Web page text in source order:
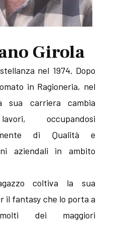
Girola
nel 1974. Dopo
in Ragioneria, nel
sua carriera cambia
occupandosi
di Qualità e
aziendali in ambito
coltiva la sua
il fantasy che lo porta a
dei maggiori